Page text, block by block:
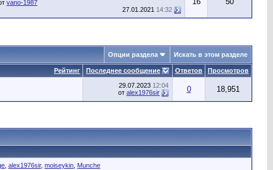
vano-1987
27.01.2021 14:32
Опции раздела Искать в этом разделе
Рейтинг Последнее сообщение Ответов Просмотров
29.07.2023 12:04
от alex1976sir 0 18,951
alex1976sir, moiseykin Munche